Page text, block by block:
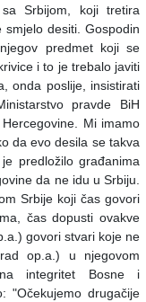
Srbijom, koji tretira
desiti. Gospodin
predmet koji se
i to je trebalo javiti
onda poslije, insistirati
pravde BiH
Mi imamo
da evo desila se takva
predložilo građanima
da ne idu u Srbiju.
Srbije koji čas govori
čas dopusti ovakve
govori stvari koje ne
op.a.) u njegovom
integritet Bosne i
"Očekujemo drugačije